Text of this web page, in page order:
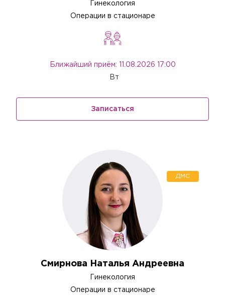
Гинекология
Операции в стационаре
Ближайший приём: 11.08.2026 17:00
Вт
Записаться
Смирнова Наталья Андреевна
Гинекология
Операции в стационаре
ДМС